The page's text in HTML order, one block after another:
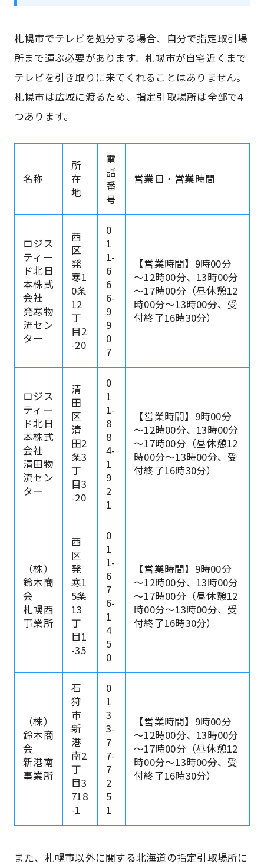
札幌市でテレビを処分する場合、自分で指定取引場
所まで運ぶ必要があります。札幌市が自宅近くまで
テレビを引き取りに来てくれることはありません。
札幌市は広域に渡るため、指定引取場所は全部で4
つあります。
名称
所
在
地
電
話
番
号
営業日・営業時間
ロジス
ティー
ド北日
本株式
会社
発寒物
流セン
ター
西
区
発
寒1
0条
12
丁
目2
-20
0
1
1-
6
6
6-
9
9
0
7
【営業時間】9時00分
～12時00分、13時00分
～17時00分（昼休憩12
時00分～13時00分、受
付終了16時30分）
ロジス
ティー
ド北日
本株式
会社
清田物
流セン
ター
清
田
区
清
田2
条3
丁
目3
-20
0
1
1-
8
8
4-
1
9
2
1
【営業時間】9時00分
～12時00分、13時00分
～17時00分（昼休憩12
時00分～13時00分、受
付終了16時30分）
（株）
鈴木商
会
札幌西
事業所
西
区
発
寒1
5条
13
丁
目1
-35
0
1
1-
6
7
6-
1
4
5
0
【営業時間】9時00分
～12時00分、13時00分
～17時00分（昼休憩12
時00分～13時00分、受
付終了16時30分）
（株）
鈴木商
会
新港南
事業所
石
狩
市
新
港
南2
丁
目3
718
-1
0
1
3
3-
7
7-
7
2
5
1
【営業時間】9時00分
～12時00分、13時00分
～17時00分（昼休憩12
時00分～13時00分、受
付終了16時30分）
また、札幌市以外に関する北海道の指定引取場所に